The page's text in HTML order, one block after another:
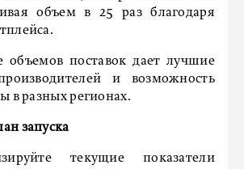
объем в 25 раз благодаря
объемов поставок дает лучшие
и возможность
в разных регионах.
запуска
текущие показатели